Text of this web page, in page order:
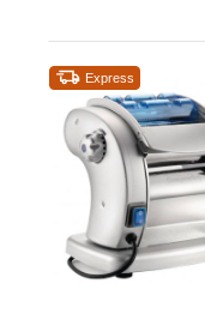
Express